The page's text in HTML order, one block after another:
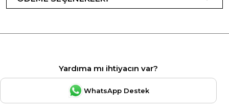
Yardıma mı ihtiyacın var?
WhatsApp Destek